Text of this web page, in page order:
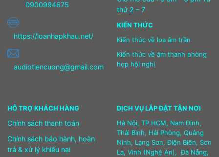
0900994675
https://loanhapkhau.net/
audiotiencuong@gmail.com
thứ 2 – 7
KIẾN THỨC
Kiến thức về loa âm trần
Kiến thức về âm thanh phòng
họp hội nghị
HỖ TRỢ KHÁCH HÀNG
Chính sách thanh toán
Chính sách bảo hành, hoàn
trả & xử lý khiếu nại
DỊCH VỤ LẮP ĐẶT TẬN NƠI
Hà Nội, TP.HCM, Nam Định,
Thái Bình, Hải Phòng, Quảng
Ninh, Lạng Sơn, Điện Biên, Sơn
La, Vinh (Nghệ An), Đà Nẵng,